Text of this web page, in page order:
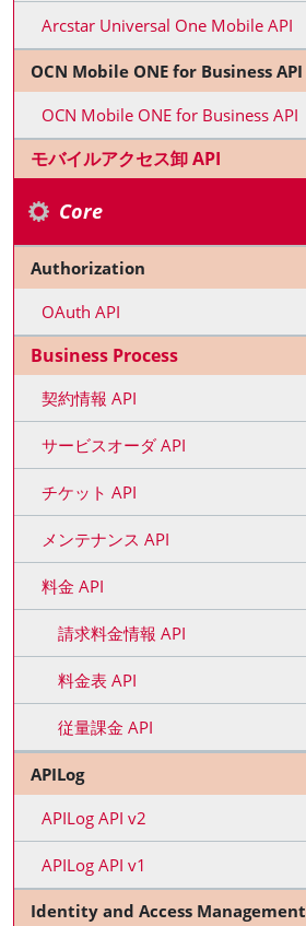
Arcstar Universal One Mobile API
OCN Mobile ONE for Business API
OCN Mobile ONE for Business API
モバイルアクセス卸 API
Core
Authorization
OAuth API
Business Process
契約情報 API
サービスオーダ API
チケット API
メンテナンス API
料金 API
請求料金情報 API
料金表 API
従量課金 API
APILog
APILog API v2
APILog API v1
Identity and Access Management